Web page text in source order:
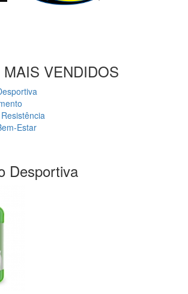
VENDIDOS
Estar
Desportiva